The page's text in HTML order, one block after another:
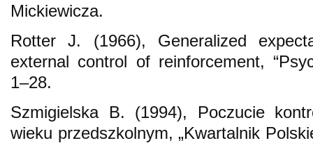
Mickiewicza.
Rotter J. (1966), Generalized
external control of reinforcement,
1–28.
Szmigielska B. (1994), Poczucie
wieku przedszkolnym, „Kwartalnik